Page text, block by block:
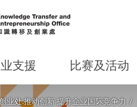
支援 比赛及活动
业处:推动创新 提升企业国际竞争力